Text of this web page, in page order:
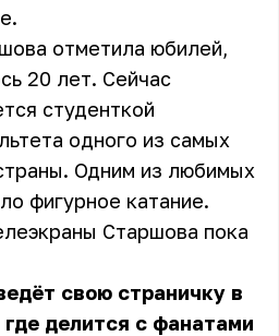
отметила юбилей,
20 лет. Сейчас
студенткой
одного из самых
Одним из любимых
фигурное катание.
Старшова пока
свою страничку в
делится с фанатами